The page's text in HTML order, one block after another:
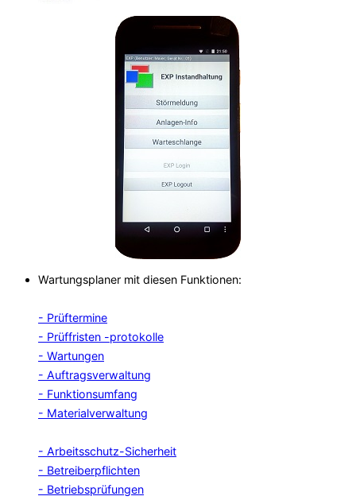
Wartungsplaner mit diesen Funktionen:
- Prüftermine
- Prüffristen -protokolle
- Wartungen
- Auftragsverwaltung
- Funktionsumfang
- Materialverwaltung
- Arbeitsschutz-Sicherheit
- Betreiberpflichten
- Betriebsprüfungen